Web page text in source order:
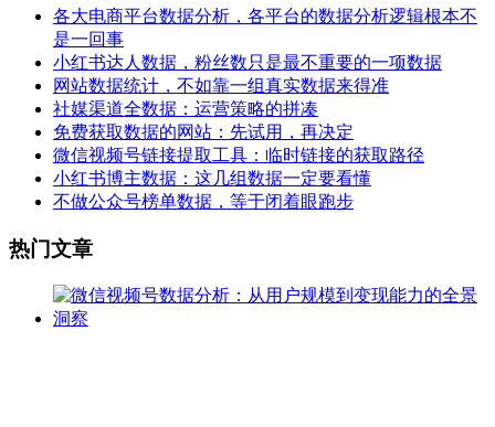
各大电商平台数据分析，各平台的数据分析逻辑根本不
是一回事
小红书达人数据，粉丝数只是最不重要的一项数据
网站数据统计，不如靠一组真实数据来得准
社媒渠道全数据：运营策略的拼凑
免费获取数据的网站：先试用，再决定
微信视频号链接提取工具：临时链接的获取路径
小红书博主数据：这几组数据一定要看懂
不做公众号榜单数据，等于闭着眼跑步
热门文章